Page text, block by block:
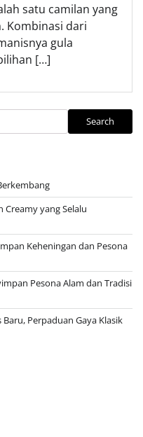
satu camilan yang
Kombinasi dari
gula
[…]
Search
Creamy yang Selalu
Keheningan dan Pesona
Pesona Alam dan Tradisi
Perpaduan Gaya Klasik